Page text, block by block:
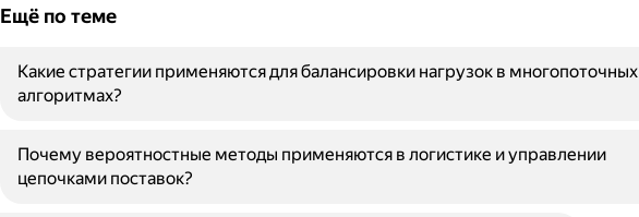
Ещё по теме
Какие стратегии применяются для балансировки нагрузок в многопоточных
алгоритмах?
Почему вероятностные методы применяются в логистике и управлении
цепочками поставок?